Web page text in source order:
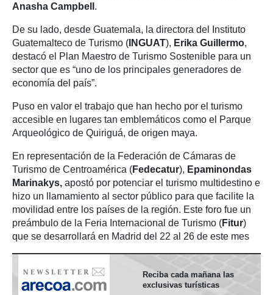
Anasha Campbell .
De su lado, desde Guatemala, la directora del Instituto
Guatemalteco de Turismo ( INGUAT), Erika Guillermo,
destacó el Plan Maestro de Turismo Sostenible para un
sector que es “uno de los principales generadores de
economía del país”.
Puso en valor el trabajo que han hecho por el turismo
accesible en lugares tan emblemáticos como el Parque
Arqueológico de Quiriguá, de origen maya.
En representación de la Federación de Cámaras de
Turismo de Centroamérica (Fedecatur), Epaminondas
Marinakys, apostó por potenciar el turismo multidestino e
hizo un llamamiento al sector público para que facilite la
movilidad entre los países de la región. Este foro fue un
preámbulo de la Feria Internacional de Turismo (Fitur)
que se desarrollará en Madrid del 22 al 26 de este mes
Reciba cada mañana las
exclusivas turísticas